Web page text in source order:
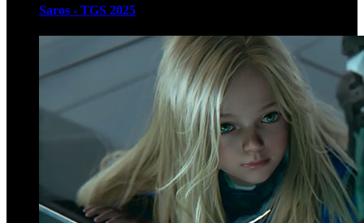
Saros - TGS 2025